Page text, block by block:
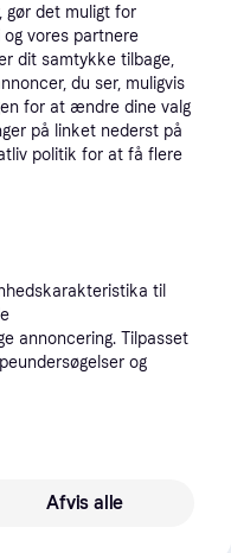
Promoveret
135 kr.
gør det muligt for
vores partnere
dit samtykke tilbage,
du ser, muligvis
for at ændre dine valg
på linket nederst på
politik for at få flere
til
annoncering. Tilpasset
og
Afvis alle